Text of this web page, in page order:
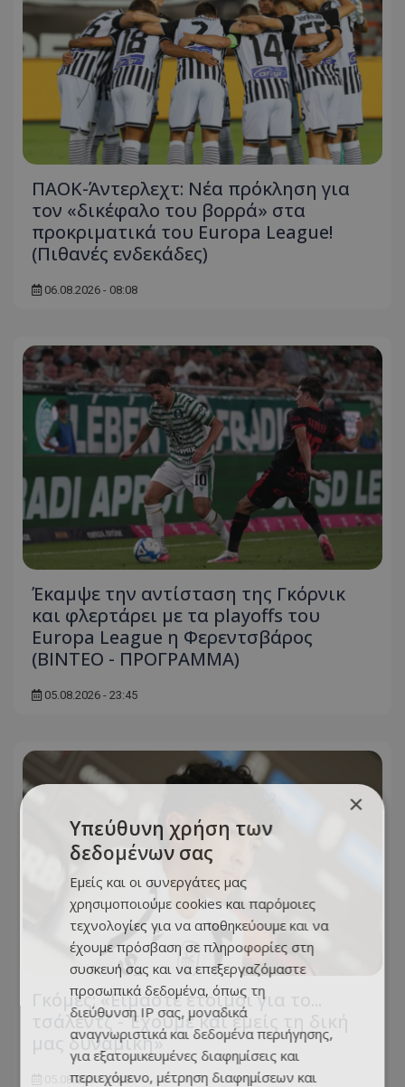
ΠΑΟΚ-Άντερλεχτ: Νέα πρόκληση για
τον «δικέφαλο του βορρά» στα
προκριματικά του Europa League!
(Πιθανές ενδεκάδες)
06.08.2026 - 08:08
Έκαμψε την αντίσταση της Γκόρνικ
και φλερτάρει με τα playoffs του
Europa League η Φερεντσβάρος
(ΒΙΝΤΕΟ - ΠΡΟΓΡΑΜΜΑ)
05.08.2026 - 23:45
Γκόμες: «Είμαστε έτοιμοι για το...
τσάλεντζ - Έχουμε και εμείς τη δική
μας δυναμική»
05.08.2026 - 18:34
×
Υπεύθυνη χρήση των
δεδομένων σας
Εμείς και οι συνεργάτες μας
χρησιμοποιούμε cookies και παρόμοιες
τεχνολογίες για να αποθηκεύουμε και να
έχουμε πρόσβαση σε πληροφορίες στη
συσκευή σας και να επεξεργαζόμαστε
προσωπικά δεδομένα, όπως τη
διεύθυνση IP σας, μοναδικά
αναγνωριστικά και δεδομένα περιήγησης,
για εξατομικευμένες διαφημίσεις και
περιεχόμενο, μέτρηση διαφημίσεων και